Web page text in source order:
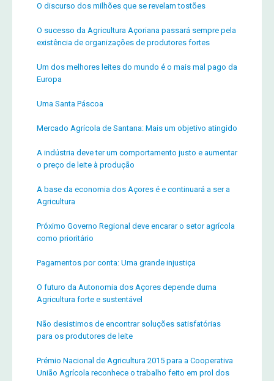
O discurso dos milhões que se revelam tostões
O sucesso da Agricultura Açoriana passará sempre pela
existência de organizações de produtores fortes
Um dos melhores leites do mundo é o mais mal pago da
Europa
Uma Santa Páscoa
Mercado Agrícola de Santana: Mais um objetivo atingido
A indústria deve ter um comportamento justo e aumentar
o preço de leite à produção
A base da economia dos Açores é e continuará a ser a
Agricultura
Próximo Governo Regional deve encarar o setor agrícola
como prioritário
Pagamentos por conta: Uma grande injustiça
O futuro da Autonomia dos Açores depende duma
Agricultura forte e sustentável
Não desistimos de encontrar soluções satisfatórias
para os produtores de leite
Prémio Nacional de Agricultura 2015 para a Cooperativa
União Agrícola reconhece o trabalho feito em prol dos